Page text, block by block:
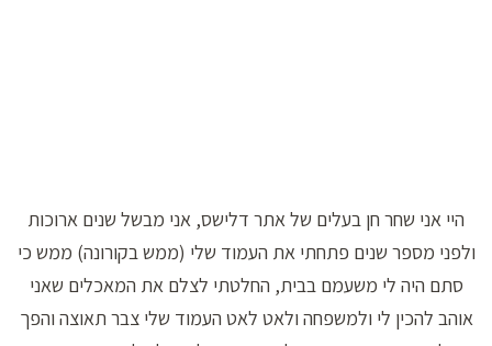
היי אני שחר חן בעלים של אתר דלישס, אני מבשל שנים ארוכות
ולפני מספר שנים פתחתי את העמוד שלי (ממש בקורונה) ממש כי
סתם היה לי משעמם בבית, החלטתי לצלם את המאכלים שאני
אוהב להכין לי ולמשפחה ולאט לאט העמוד שלי צבר תאוצה והפך